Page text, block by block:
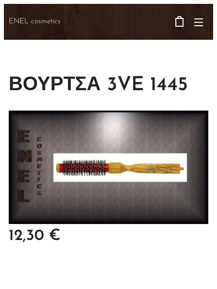
ENEL cosmetics
ΒΟΥΡΤΣΑ 3VE 1445
12,30 €